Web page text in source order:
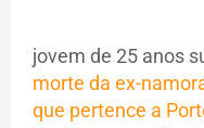
jovem de 25 anos
morte da ex-
que pertence a